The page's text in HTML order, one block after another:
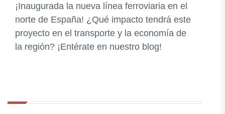
¡Inaugurada la nueva línea ferroviaria en el
norte de España! ¿Qué impacto tendrá este
proyecto en el transporte y la economía de
la región? ¡Entérate en nuestro blog!